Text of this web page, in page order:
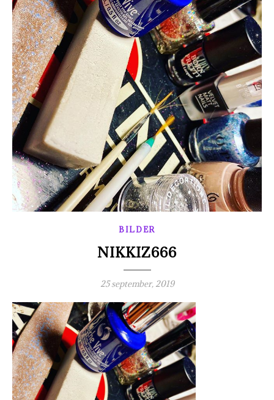
BILDER
NIKKIZ666
25 september, 2019